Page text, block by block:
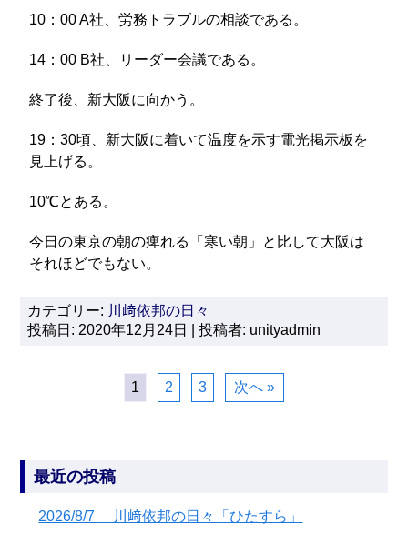
10：00 A社、労務トラブルの相談である。
14：00 B社、リーダー会議である。
終了後、新大阪に向かう。
19：30頃、新大阪に着いて温度を示す電光掲示板を
見上げる。
10℃とある。
今日の東京の朝の痺れる「寒い朝」と比して大阪は
それほどでもない。
カテゴリー: 川﨑依邦の日々
投稿日: 2020年12月24日 | 投稿者: unityadmin
1 2 3 次へ »
最近の投稿
2026/8/7 川﨑依邦の日々「ひたすら」